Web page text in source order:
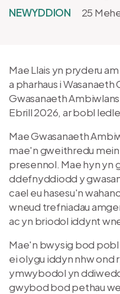
NEWYDDION 25
Mae Llais yn pryderu
a pharhaus i
Gwasanaeth
Ebrill 2026, ar bobl
Mae Gwasanaeth
mae'n gweithredu
presennol. Mae hyn yn
ddefnyddiodd y
cael eu hasesu'n
wneud trefniadau
ac yn briodol iddynt
Mae'n bwysig bod
ei olygu iddyn nhw ond
ymwybodol yn
gwybod bod pethau